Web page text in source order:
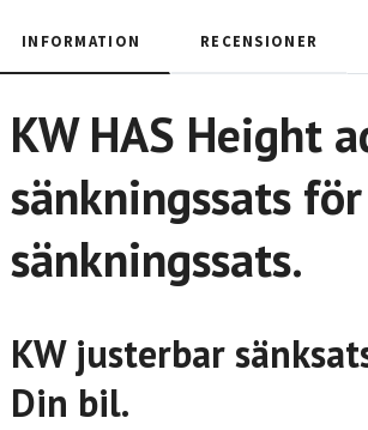
INFORMATION RECENSIONER
KW HAS Height
sänkningssats
sänkningssats.
KW justerbar
Din bil.